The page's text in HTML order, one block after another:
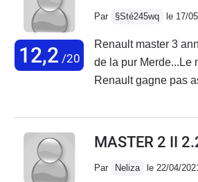
12,2 /20
Par §Sté245wq le 17/
Renault master 3
de la pur Merde...Le
Renault gagne pas
petit ergot de 3mm
plastique qui fait
plastique
intérieur Ingénieur de
MASTER 2 II
Par Neliza le 22/04/